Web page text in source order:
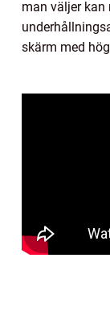
man väljer
skärm med